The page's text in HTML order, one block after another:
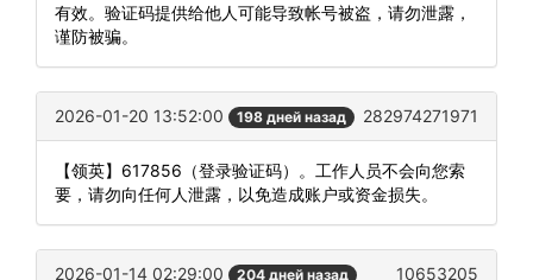
有效。验证码提供给他人可能导致帐号被盗，请勿泄露，
谨防被骗。
2026-01-20 13:52:00 198 дней назад 282974271971
【领英】617856（登录验证码）。工作人员不会向您索
要，请勿向任何人泄露，以免造成账户或资金损失。
2026-01-14 02:29:00 204 дней назад 10653205